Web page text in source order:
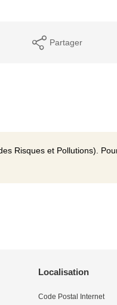
Partager
Risques et Pollutions).
Localisation
Code Postal Internet